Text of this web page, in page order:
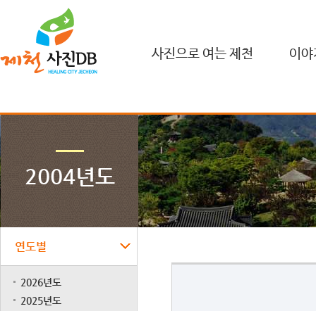
사진으로 여는 제천 이
2004년도
연도별
2026년도
2025년도